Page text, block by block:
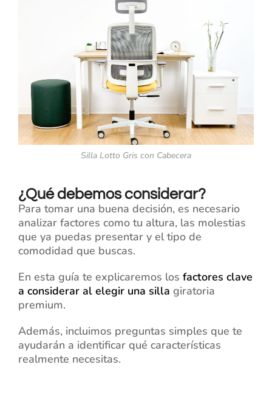
Silla Lotto Gris con Cabecera
¿Qué debemos considerar?
Para tomar una buena decisión, es necesario
analizar factores como tu altura, las molestias
que ya puedas presentar y el tipo de
comodidad que buscas.
En esta guía te explicaremos los factores clave
a considerar al elegir una silla giratoria
premium.
Además, incluimos preguntas simples que te
ayudarán a identificar qué características
realmente necesitas.